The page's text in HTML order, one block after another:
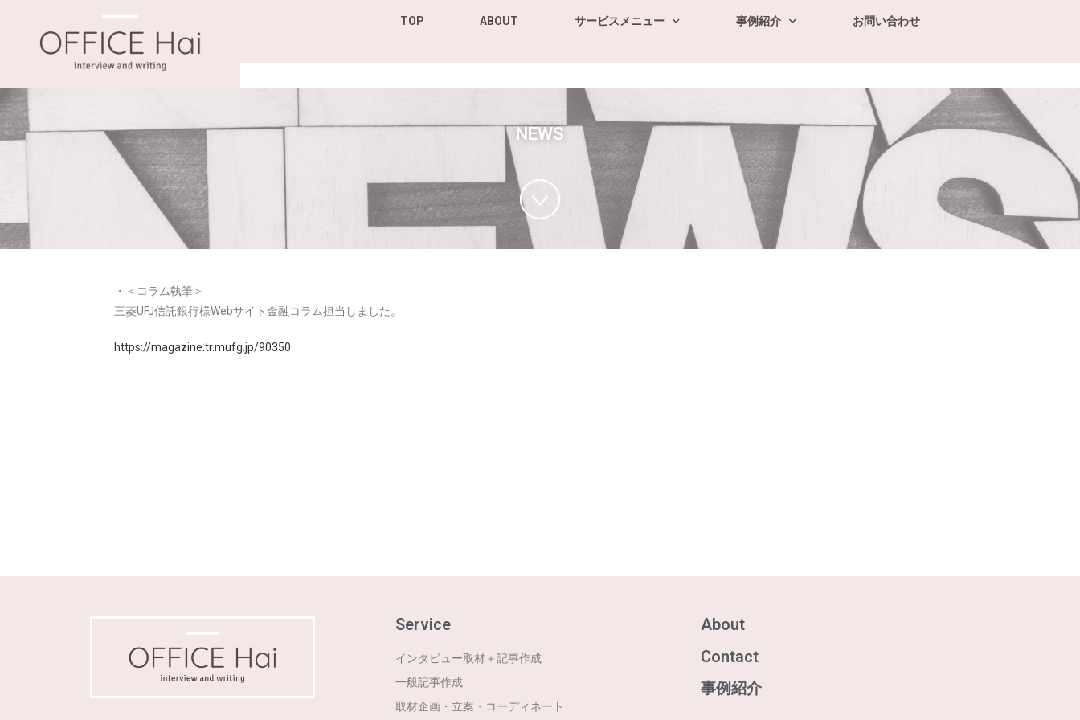
TOP ABOUT サービスメニュー 事例紹介 お問い合わせ
NEWS
・＜コラム執筆＞
三菱UFJ信託銀行様Webサイト金融コラム担当しました。
https://magazine.tr.mufg.jp/90350
Service
インタビュー取材＋記事作成
一般記事作成
取材企画・立案・コーディネート
About
Contact
事例紹介